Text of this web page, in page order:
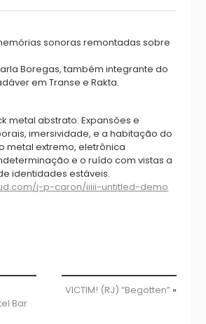
sonoras remontadas sobre
Boregas, também integrante do
em Transe e Rakta.
metal abstrato. Expansões e
imersividade, e a habitação do
metal extremo, eletrônica
e o ruído com vistas a
identidades estáveis.
j-p-caron/iiiii-untitled-demo
Bar
VICTIM! (RJ) “Begotten”»